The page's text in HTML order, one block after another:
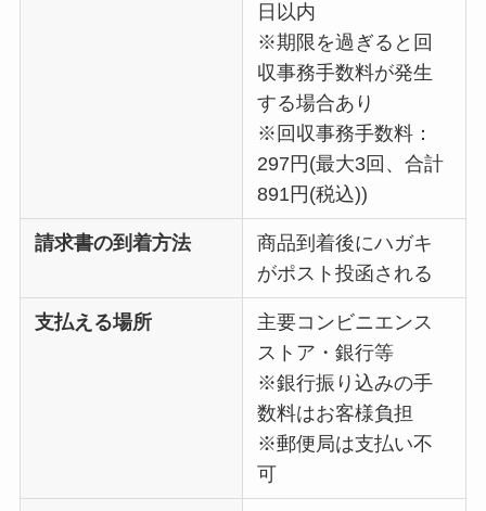
日以内
※期限を過ぎると回
収事務手数料が発生
する場合あり
※回収事務手数料：
297円(最大3回、合計
891円(税込))
請求書の到着方法
商品到着後にハガキ
がポスト投函される
支払える場所
主要コンビニエンス
ストア・銀行等
※銀行振り込みの手
数料はお客様負担
※郵便局は支払い不
可